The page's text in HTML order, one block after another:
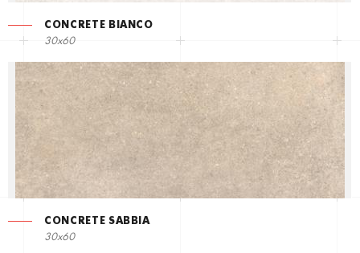
CONCRETE BIANCO
30x60
CONCRETE SABBIA
30x60